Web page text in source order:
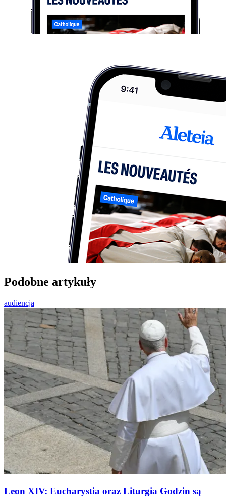
Podobne artykuły
audiencja
Leon XIV: Eucharystia oraz Liturgia Godzin są